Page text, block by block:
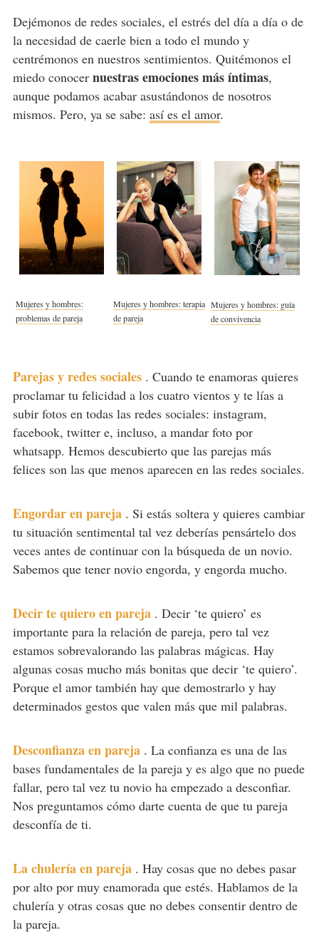
Dejémonos de redes sociales, el estrés del día a día o de
la necesidad de caerle bien a todo el mundo y
centrémonos en nuestros sentimientos. Quitémonos el
miedo conocer nuestras emociones más íntimas,
aunque podamos acabar asustándonos de nosotros
mismos. Pero, ya se sabe: así es el amor.
Mujeres y hombres:
problemas de pareja
Mujeres y hombres: terapia
de pareja
Mujeres y hombres: guía
de convivencia
Parejas y redes sociales . Cuando te enamoras quieres
proclamar tu felicidad a los cuatro vientos y te lías a
subir fotos en todas las redes sociales: instagram,
facebook, twitter e, incluso, a mandar foto por
whatsapp. Hemos descubierto que las parejas más
felices son las que menos aparecen en las redes sociales.
Engordar en pareja . Si estás soltera y quieres cambiar
tu situación sentimental tal vez deberías pensártelo dos
veces antes de continuar con la búsqueda de un novio.
Sabemos que tener novio engorda, y engorda mucho.
Decir te quiero en pareja . Decir ‘te quiero’ es
importante para la relación de pareja, pero tal vez
estamos sobrevalorando las palabras mágicas. Hay
algunas cosas mucho más bonitas que decir ‘te quiero’.
Porque el amor también hay que demostrarlo y hay
determinados gestos que valen más que mil palabras.
Desconfianza en pareja . La confianza es una de las
bases fundamentales de la pareja y es algo que no puede
fallar, pero tal vez tu novio ha empezado a desconfiar.
Nos preguntamos cómo darte cuenta de que tu pareja
desconfía de ti.
La chulería en pareja . Hay cosas que no debes pasar
por alto por muy enamorada que estés. Hablamos de la
chulería y otras cosas que no debes consentir dentro de
la pareja.